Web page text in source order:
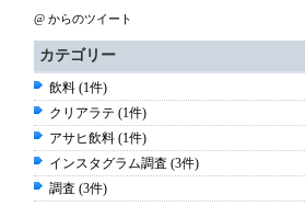
@ からのツイート
カテゴリー
飲料 (1件)
クリアラテ (1件)
アサヒ飲料 (1件)
インスタグラム調査 (3件)
調査 (3件)